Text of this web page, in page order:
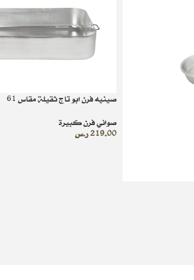
صينيه فرن ابو تاج ثقيلة مقاس 61
صواني فرن كبيرة
219.00ر.س